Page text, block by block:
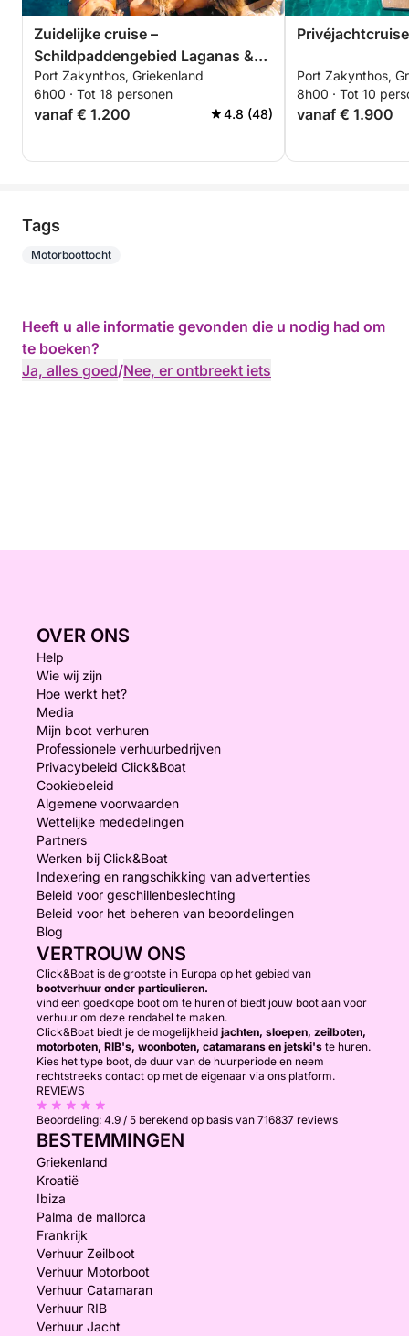
Zuidelijke cruise –
Schildpaddengebied Laganas &
Keri-grotten
Port Zakynthos, Griekenland
6h00 · Tot 18 personen
vanaf € 1.200 4.8 (48)
Port Zakynthos,
8h00 · Tot 10
vanaf € 1.900
Tags
Motorboottocht
Heeft u alle informatie gevonden die u nodig had om
te boeken?
Ja, alles goed/Nee, er ontbreekt iets
OVER ONS
Help
Wie wij zijn
Hoe werkt het?
Media
Mijn boot verhuren
Professionele verhuurbedrijven
Privacybeleid Click&Boat
Cookiebeleid
Algemene voorwaarden
Wettelijke mededelingen
Partners
Werken bij Click&Boat
Indexering en rangschikking van advertenties
Beleid voor geschillenbeslechting
Beleid voor het beheren van beoordelingen
Blog
VERTROUW ONS
Click&Boat is de grootste in Europa op het gebied van
bootverhuur onder particulieren.
vind een goedkope boot om te huren of biedt jouw boot aan voor
verhuur om deze rendabel te maken.
Click&Boat biedt je de mogelijkheid jachten, sloepen, zeilboten,
motorboten, RIB's, woonboten, catamarans en jetski's te huren.
Kies het type boot, de duur van de huurperiode en neem
rechtstreeks contact op met de eigenaar via ons platform.
REVIEWS
Beoordeling: 4.9 / 5 berekend op basis van 716837 reviews
BESTEMMINGEN
Griekenland
Kroatië
Ibiza
Palma de mallorca
Frankrijk
Verhuur Zeilboot
Verhuur Motorboot
Verhuur Catamaran
Verhuur RIB
Verhuur Jacht